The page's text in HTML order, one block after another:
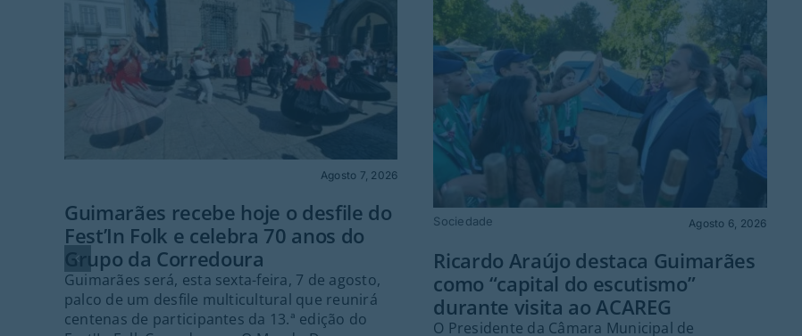
Agosto 7, 2026
Guimarães recebe hoje o desfile do
Fest’In Folk e celebra 70 anos do
Grupo da Corredoura
Guimarães será, esta sexta-feira, 7 de agosto,
palco de um desfile multicultural que reunirá
centenas de participantes da 13.ª edição do
Sociedade Agosto 6, 2026
Ricardo Araújo destaca Guimarães
como “capital do escutismo”
durante visita ao ACAREG
O Presidente da Câmara Municipal de